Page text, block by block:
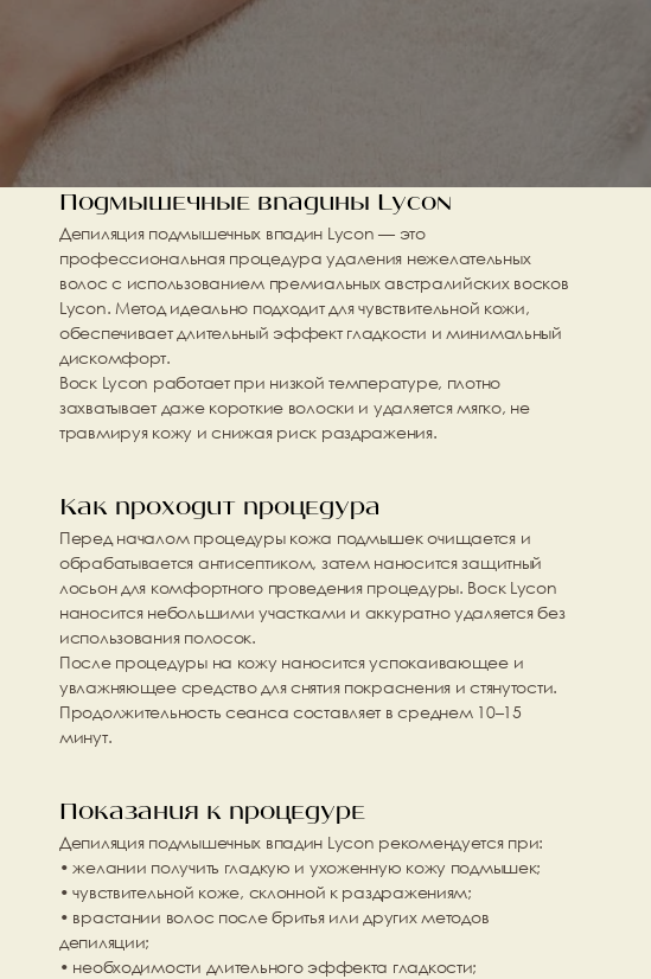
Подмышечные впадины Lycon
Депиляция подмышечных впадин Lycon — это
профессиональная процедура удаления нежелательных
волос с использованием премиальных австралийских восков
Lycon. Метод идеально подходит для чувствительной кожи,
обеспечивает длительный эффект гладкости и минимальный
дискомфорт.
Воск Lycon работает при низкой температуре, плотно
захватывает даже короткие волоски и удаляется мягко, не
травмируя кожу и снижая риск раздражения.
Как проходит процедура
Перед началом процедуры кожа подмышек очищается и
обрабатывается антисептиком, затем наносится защитный
лосьон для комфортного проведения процедуры. Воск Lycon
наносится небольшими участками и аккуратно удаляется без
использования полосок.
После процедуры на кожу наносится успокаивающее и
увлажняющее средство для снятия покраснения и стянутости.
Продолжительность сеанса составляет в среднем 10–15
минут.
Показания к процедуре
Депиляция подмышечных впадин Lycon рекомендуется при:
• желании получить гладкую и ухоженную кожу подмышек;
• чувствительной коже, склонной к раздражениям;
• врастании волос после бритья или других методов
депиляции;
• необходимости длительного эффекта гладкости;